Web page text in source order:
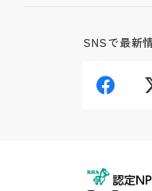
SNSで最新